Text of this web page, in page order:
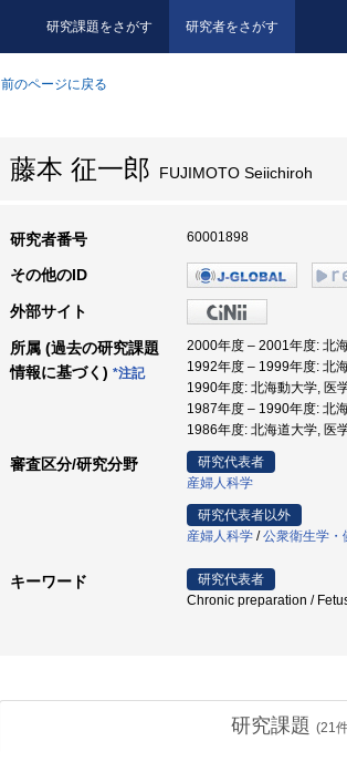
研究課題をさがす 研究者をさがす
前のページに戻る
藤本 征一郎 FUJIMOTO Seiichiroh
研究者番号 60001898
その他のID
外部サイト
所属 (過去の研究課題
情報に基づく) *注記
2000年度 – 2001年度: 北
1992年度 – 1999年度: 北
1990年度: 北海動大学, 医
1987年度 – 1990年度: 北
1986年度: 北海道大学, 医
審査区分/研究分野
研究代表者
産婦人科学
研究代表者以外
産婦人科学 /公衆衛生学・
キーワード
研究代表者
Chronic preparation /
研究課題 (21